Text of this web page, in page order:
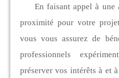
En faisant appel à une
proximité pour votre
vous vous assurez de
professionnels
préserver vos intérêts à et